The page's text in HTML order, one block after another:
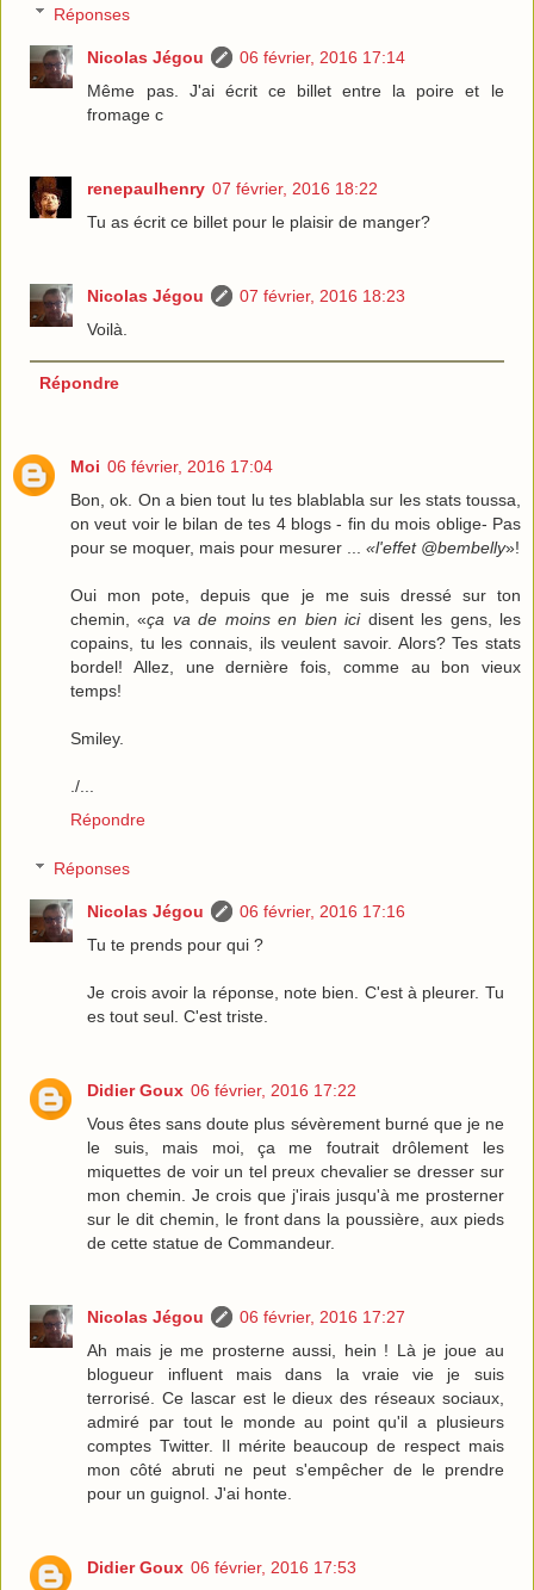
Réponses
Nicolas Jégou
06 février, 2016 17:14
Même pas. J'ai écrit ce billet entre la poire et le
fromage c
renepaulhenry 07 février, 2016 18:22
Tu as écrit ce billet pour le plaisir de manger?
Nicolas Jégou
07 février, 2016 18:23
Voilà.
Répondre
Moi 06 février, 2016 17:04
Bon, ok. On a bien tout lu tes blablabla sur les stats toussa,
on veut voir le bilan de tes 4 blogs - fin du mois oblige- Pas
pour se moquer, mais pour mesurer ... «l'effet @bembelly»!
Oui mon pote, depuis que je me suis dressé sur ton
chemin, «ça va de moins en bien icidisent les gens, les
copains, tu les connais, ils veulent savoir. Alors? Tes stats
bordel! Allez, une dernière fois, comme au bon vieux
temps!
Smiley.
./...
Répondre
Réponses
Nicolas Jégou
06 février, 2016 17:16
Tu te prends pour qui ?
Je crois avoir la réponse, note bien. C'est à pleurer. Tu
es tout seul. C'est triste.
Didier Goux 06 février, 2016 17:22
Vous êtes sans doute plus sévèrement burné que je ne
le suis, mais moi, ça me foutrait drôlement les
miquettes de voir un tel preux chevalier se dresser sur
mon chemin. Je crois que j'irais jusqu'à me prosterner
sur le dit chemin, le front dans la poussière, aux pieds
de cette statue de Commandeur.
Nicolas Jégou
06 février, 2016 17:27
Ah mais je me prosterne aussi, hein ! Là je joue au
blogueur influent mais dans la vraie vie je suis
terrorisé. Ce lascar est le dieux des réseaux sociaux,
admiré par tout le monde au point qu'il a plusieurs
comptes Twitter. Il mérite beaucoup de respect mais
mon côté abruti ne peut s'empêcher de le prendre
pour un guignol. J'ai honte.
Didier Goux 06 février, 2016 17:53